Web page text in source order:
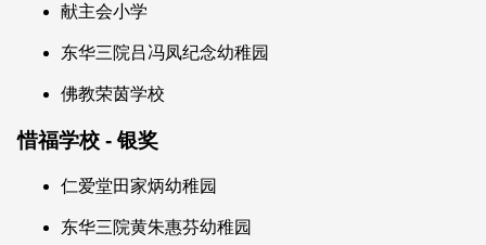
献主会小学
东华三院吕冯凤纪念幼稚园
佛教荣茵学校
惜福学校 - 银奖
仁爱堂田家炳幼稚园
东华三院黄朱惠芬幼稚园